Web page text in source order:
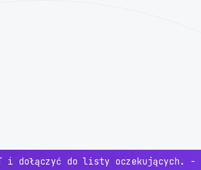
i dołączyć do listy oczekujących. -